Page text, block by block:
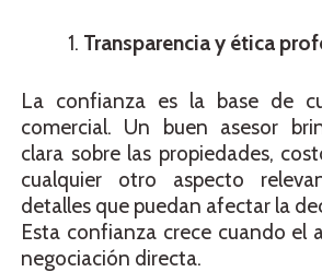
Transparencia y ética
La confianza es la base de
comercial. Un buen asesor
clara sobre las propiedades,
cualquier otro aspecto
detalles que puedan afectar la
Esta confianza crece cuando el
negociación directa.